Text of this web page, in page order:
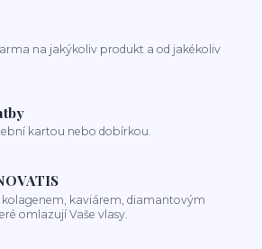
na jakýkoliv produkt a od jakékoliv
kartou nebo dobírkou.
kaviárem, diamantovým
omlazují Vaše vlasy.